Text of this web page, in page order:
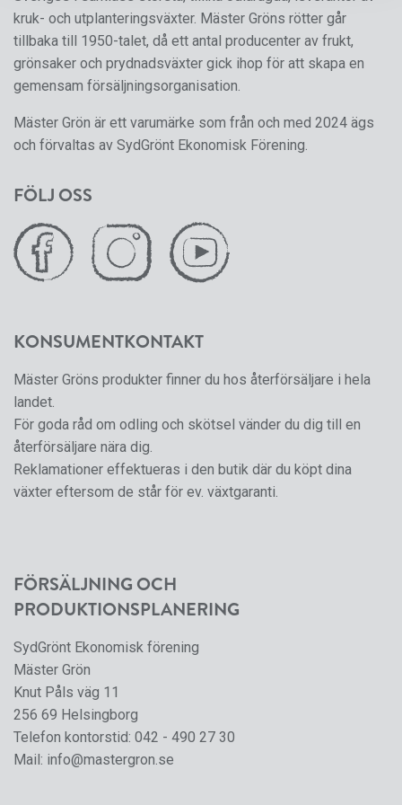
kruk- och utplanteringsväxter. Mäster Gröns rötter går
tillbaka till 1950-talet, då ett antal producenter av frukt,
grönsaker och prydnadsväxter gick ihop för att skapa en
gemensam försäljningsorganisation.
Mäster Grön är ett varumärke som från och med 2024 ägs
och förvaltas av SydGrönt Ekonomisk Förening.
FÖLJ OSS
KONSUMENTKONTAKT
Mäster Gröns produkter finner du hos återförsäljare i hela
landet.
För goda råd om odling och skötsel vänder du dig till en
återförsäljare nära dig.
Reklamationer effektueras i den butik där du köpt dina
växter eftersom de står för ev. växtgaranti.
FÖRSÄLJNING OCH
PRODUKTIONSPLANERING
SydGrönt Ekonomisk förening
Mäster Grön
Knut Påls väg 11
256 69 Helsingborg
Telefon kontorstid: 042 - 490 27 30
Mail: info@mastergron.se